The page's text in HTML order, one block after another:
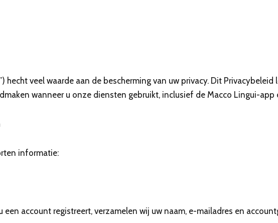
hecht veel waarde aan de bescherming van uw privacy. Dit
wanneer u onze diensten gebruikt, inclusief de Macco Lingui-app
informatie:
een account registreert, verzamelen wij uw naam, e-mailadres en